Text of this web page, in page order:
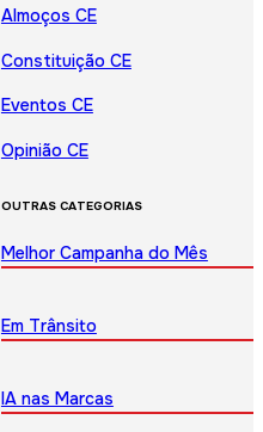
Almoços CE
Constituição CE
Eventos CE
Opinião CE
OUTRAS CATEGORIAS
Melhor Campanha do Mês
Em Trânsito
IA nas Marcas